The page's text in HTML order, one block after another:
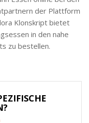
der Plattform
Klonskript bietet
in den nahe
zu bestellen.